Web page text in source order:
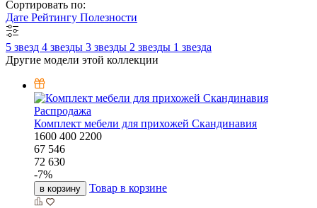
Сортировать по:
Дате Рейтингу Полезности
5 звезд 4 звезды 3 звезды 2 звезды 1 звезда
Другие модели этой коллекции
Распродажа
Комплект мебели для прихожей Скандинавия
1600 400 2200
67 546
72 630
-7%
в корзину Товар в корзине